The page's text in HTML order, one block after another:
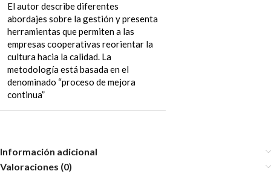
El autor describe diferentes
abordajes sobre la gestión y presenta
herramientas que permiten a las
empresas cooperativas reorientar la
cultura hacia la calidad. La
metodología está basada en el
denominado “proceso de mejora
continua”
Información adicional
Valoraciones (0)